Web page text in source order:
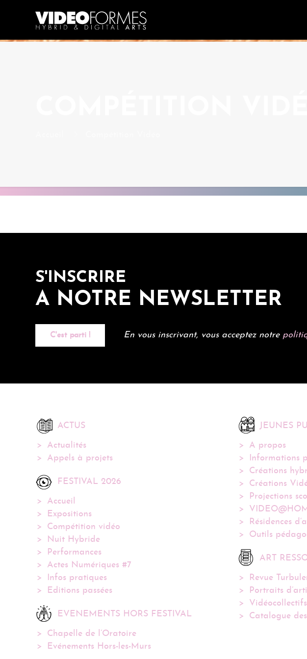
S'INSCRIRE
A NOTRE NEWSLETTER
C'est parti ! En vous inscrivant, vous acceptez notre
ACTUS
Actualités
Appels à projets
FESTIVAL 2026
Accueil
Expositions
Compétition vidéo
Nuit Hybride
Performances
Actes Numériques #7
Infos pratiques
Editions passées
EVENEMENTS HORS FESTIVAL
Chapelle de l’Oratoire
Evénements Hors-les-Murs
JEUNES
A propos
Informations
Créations
Créations
Projections
Résidences
Outils
ART
Revue
Portraits
Vidéocollectifs
Catalogue